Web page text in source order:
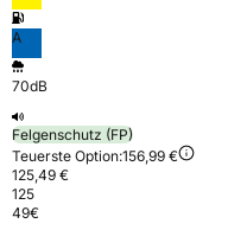
A
70dB
Felgenschutz (FP)
Teuerste Option:156,99 €
125,49 €
125
49€